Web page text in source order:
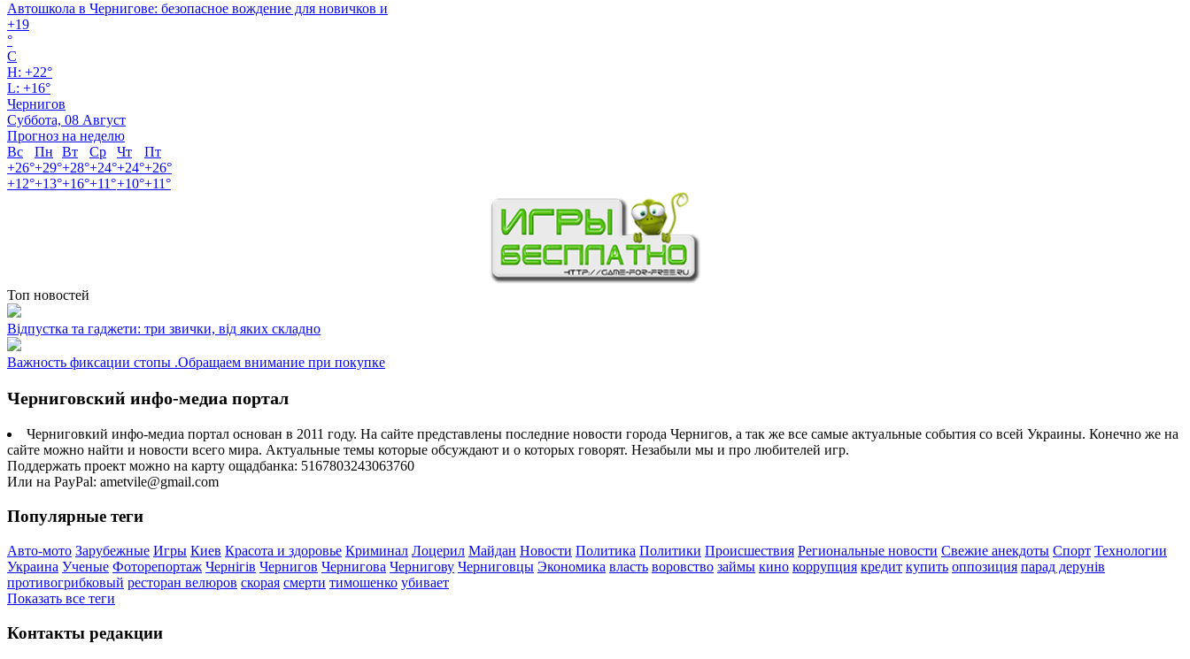
Автошкола в Чернигове: безопасное вождение для новичков и
+19
°
C
H: +22°
L: +16°
Чернигов
Суббота, 08 Август
Прогноз на неделю
Вс
Пн Вт Ср Чт
Пт
+26°+29°+28°+24°+24°+26°
+12°+13°+16°+11°+10°+11°
Топ новостей
Відпустка та гаджети: три звички, від яких складно
Важность фиксации стопы .Обращаем внимание при покупке
Черниговский инфо-медиа портал
Черниговкий инфо-медиа портал основан в 2011 году. На сайте представлены последние новости города Чернигов, а так же все самые актуальные события со всей Украины. Конечно же на
сайте можно найти и новости всего мира. Актуальные темы которые обсуждают и о которых говорят. Незабыли мы и про любителей игр.
Поддержать проект можно на карту ощадбанка: 5167803243063760
Или на PayPal: ametvile@gmail.com
Популярные теги
Авто-мото Зарубежные Игры Киев Красота и здоровье Криминал Лоцерил Майдан Новости Политика Политики Происшествия Региональные новости Свежие анекдоты Спорт Технологии
Украина Ученые Фоторепортаж Чернігів Чернигов Чернигова Чернигову Черниговцы Экономика власть воровство займы кино коррупция кредит купить оппозиция парад дерунів
противогрибковый ресторан велюров скорая смерти тимошенко убивает
Показать все теги
Контакты редакции